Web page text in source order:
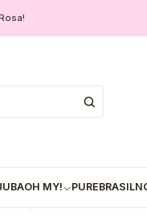
OH MY! PUREBRASIL
Cabelo Haskell